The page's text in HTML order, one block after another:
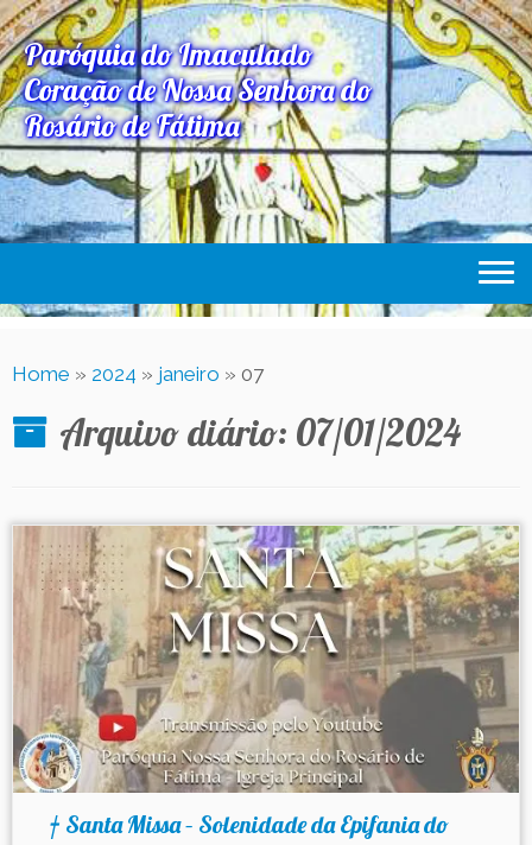
Paróquia do Imaculado
Coração de Nossa Senhora do
Rosário de Fátima
Paróquia
Expediente Paroquial
Acesse Também
Contato
Home » 2024 » janeiro » 07
Arquivo diário: 07/01/2024
† Santa Missa – Solenidade da Epifania do